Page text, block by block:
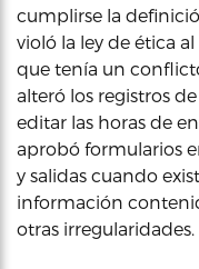
cumplirse la
violó la ley de ética
que tenía un
alteró los registros
editar las horas de
aprobó formularios
y salidas cuando
información
otras irregularidades.